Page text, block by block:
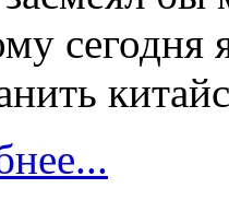
сегодня